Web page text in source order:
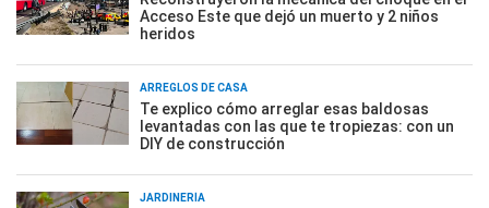
Acceso Este que dejó un muerto y 2 niños
heridos
ARREGLOS DE CASA
Te explico cómo arreglar esas baldosas
levantadas con las que te tropiezas: con un
DIY de construcción
JARDINERÍA